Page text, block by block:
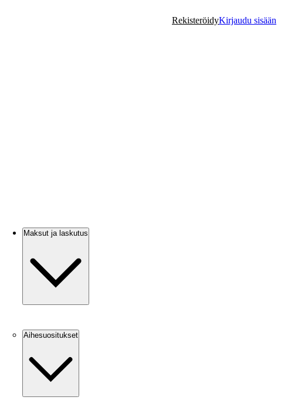
RekisteröidyKirjaudu sisään
Maksut ja laskutus
Aihesuositukset